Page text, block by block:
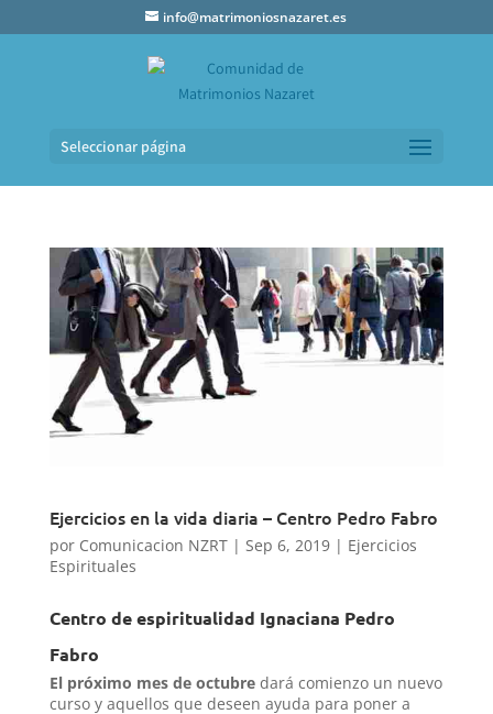
info@matrimoniosnazaret.es
Seleccionar página
Ejercicios en la vida diaria – Centro Pedro Fabro
por Comunicacion NZRT| Sep 6, 2019| Ejercicios
Espirituales
Centro de espiritualidad Ignaciana Pedro
Fabro
El próximo mes de octubredará comienzo un nuevo
curso y aquellos que deseen ayuda para poner a